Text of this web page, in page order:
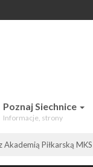
Poznaj Siechnice
Informacje, strony
Piłkarską MKS